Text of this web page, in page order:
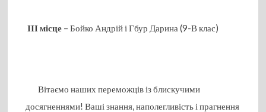
ІІІ місце – Бойко Андрій і Гбур Дарина (9-В клас)
Вітаємо наших переможців із блискучими
досягненнями! Ваші знання, наполегливість і прагнення